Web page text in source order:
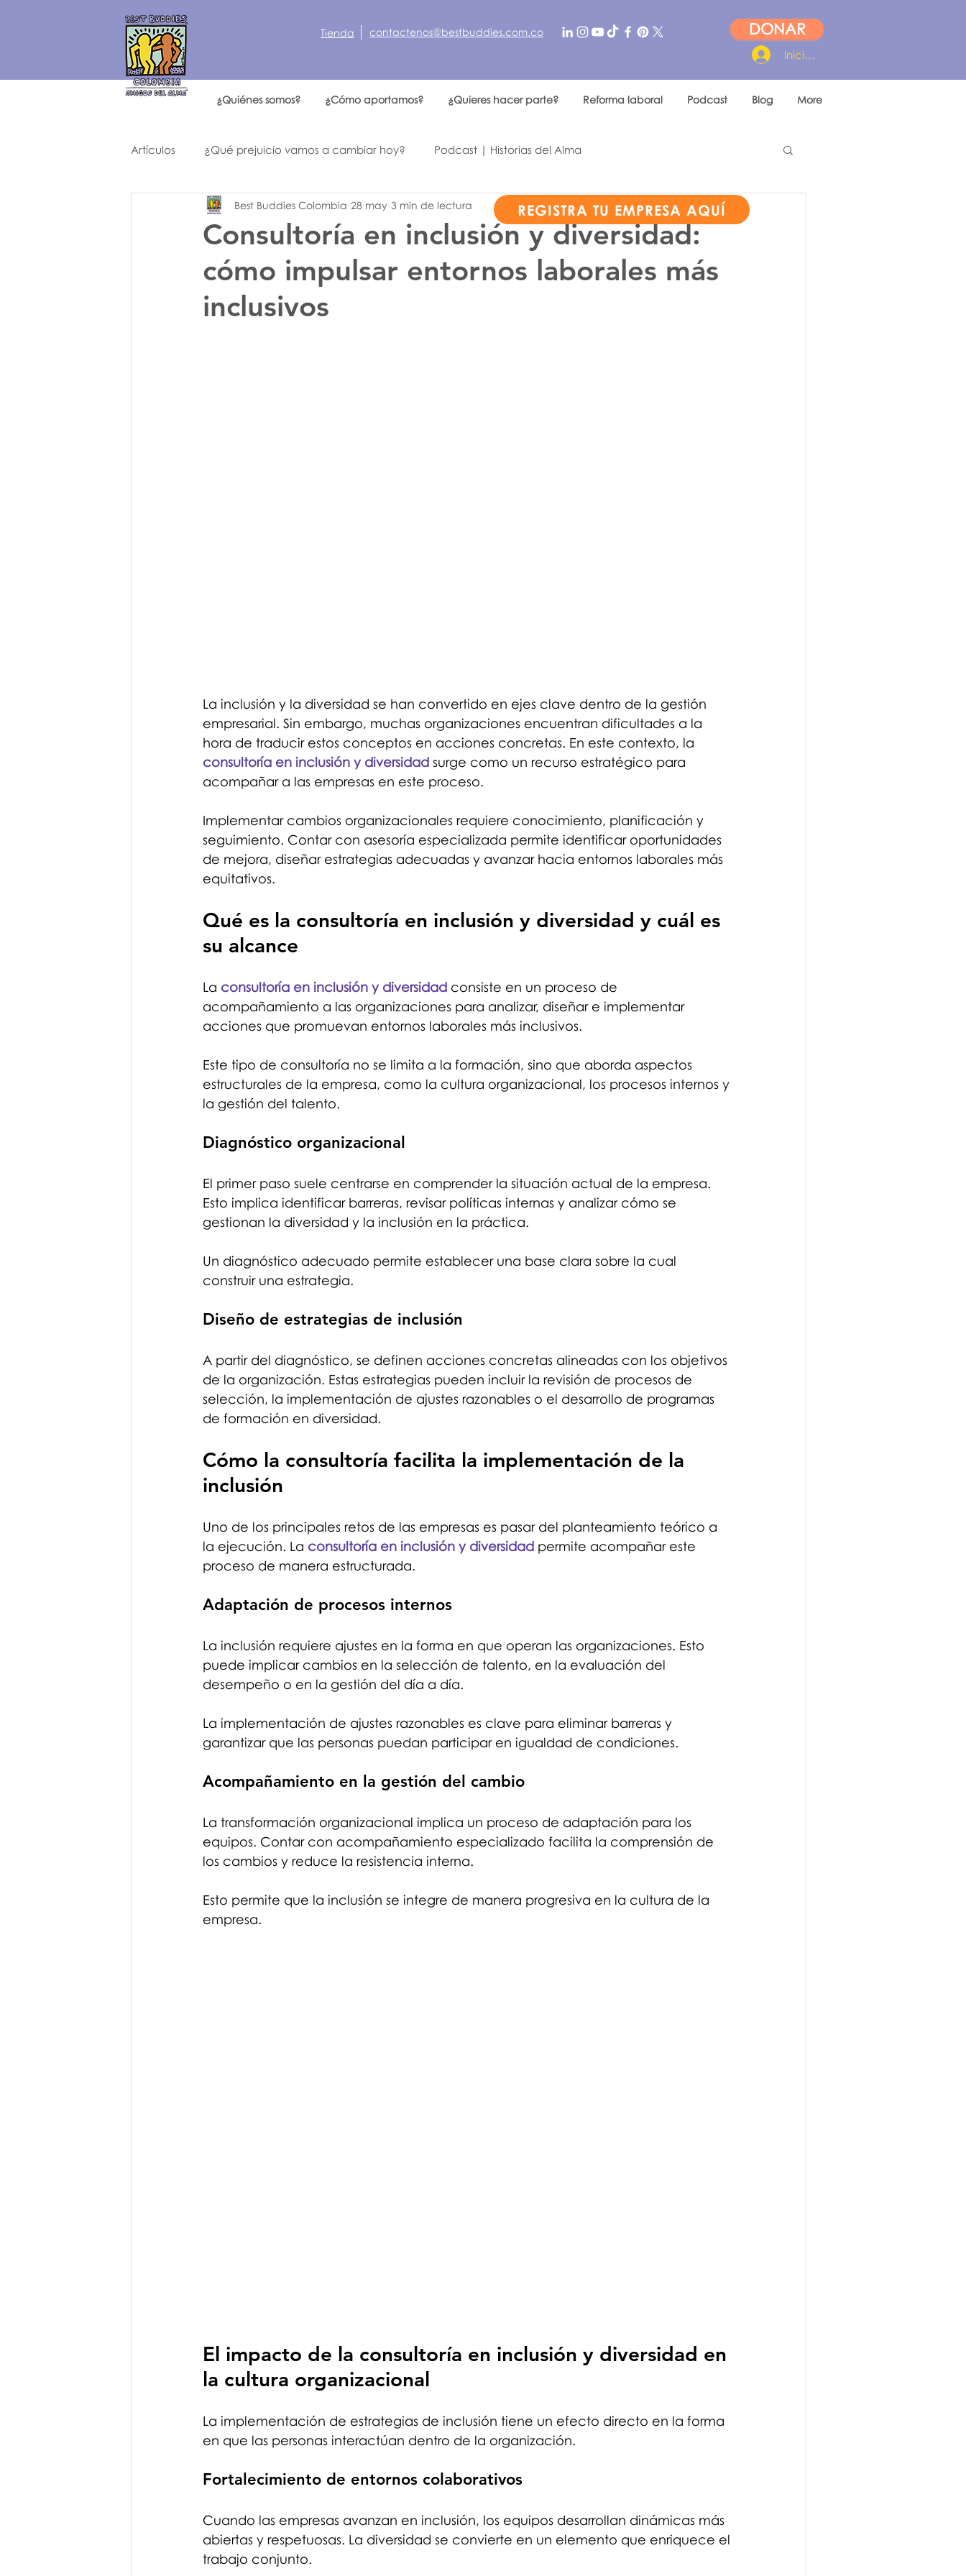
Tienda contactenos@bestbuddies.com.co DONAR
Iniciar sesión
¿Quiénes somos? ¿Cómo aportamos? ¿Quieres hacer parte? Reforma laboral Podcast Blog More
Artículos ¿Qué prejuicio vamos a cambiar hoy? Podcast | Historias del Alma
Historia de un año como ningún otro
Consultoría en inclusión y diversidad:
cómo impulsar entornos laborales más
inclusivos
Best Buddies Colombia 28 may 3 min de lectura
La inclusión y la diversidad se han convertido en ejes clave dentro de la gestión
empresarial. Sin embargo, muchas organizaciones encuentran dificultades a la
hora de traducir estos conceptos en acciones concretas. En este contexto, la
consultoría en inclusión y diversidad surge como un recurso estratégico para
acompañar a las empresas en este proceso.
Implementar cambios organizacionales requiere conocimiento, planificación y
seguimiento. Contar con asesoría especializada permite identificar oportunidades
de mejora, diseñar estrategias adecuadas y avanzar hacia entornos laborales más
equitativos.
Qué es la consultoría en inclusión y diversidad y cuál es
su alcance
La consultoría en inclusión y diversidad consiste en un proceso de
acompañamiento a las organizaciones para analizar, diseñar e implementar
acciones que promuevan entornos laborales más inclusivos.
Este tipo de consultoría no se limita a la formación, sino que aborda aspectos
estructurales de la empresa, como la cultura organizacional, los procesos internos y
la gestión del talento.
Diagnóstico organizacional
El primer paso suele centrarse en comprender la situación actual de la empresa.
Esto implica identificar barreras, revisar políticas internas y analizar cómo se
gestionan la diversidad y la inclusión en la práctica.
Un diagnóstico adecuado permite establecer una base clara sobre la cual
construir una estrategia.
Diseño de estrategias de inclusión
A partir del diagnóstico, se definen acciones concretas alineadas con los objetivos
de la organización. Estas estrategias pueden incluir la revisión de procesos de
selección, la implementación de ajustes razonables o el desarrollo de programas
de formación en diversidad.
Cómo la consultoría facilita la implementación de la
inclusión
Uno de los principales retos de las empresas es pasar del planteamiento teórico a
la ejecución. La consultoría en inclusión y diversidad permite acompañar este
proceso de manera estructurada.
Adaptación de procesos internos
La inclusión requiere ajustes en la forma en que operan las organizaciones. Esto
puede implicar cambios en la selección de talento, en la evaluación del
desempeño o en la gestión del día a día.
La implementación de ajustes razonables es clave para eliminar barreras y
garantizar que las personas puedan participar en igualdad de condiciones.
Acompañamiento en la gestión del cambio
La transformación organizacional implica un proceso de adaptación para los
equipos. Contar con acompañamiento especializado facilita la comprensión de
los cambios y reduce la resistencia interna.
Esto permite que la inclusión se integre de manera progresiva en la cultura de la
empresa.
El impacto de la consultoría en inclusión y diversidad en
la cultura organizacional
La implementación de estrategias de inclusión tiene un efecto directo en la forma
en que las personas interactúan dentro de la organización.
Fortalecimiento de entornos colaborativos
Cuando las empresas avanzan en inclusión, los equipos desarrollan dinámicas más
abiertas y respetuosas. La diversidad se convierte en un elemento que enriquece el
trabajo conjunto.
REGISTRA TU EMPRESA AQUÍ